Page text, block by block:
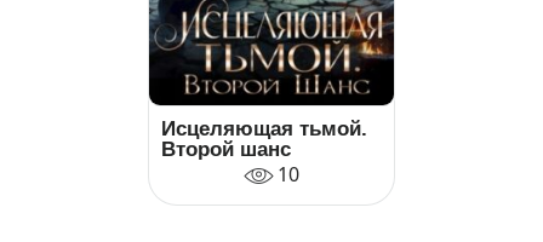
Исцеляющая тьмой.
Второй шанс
10